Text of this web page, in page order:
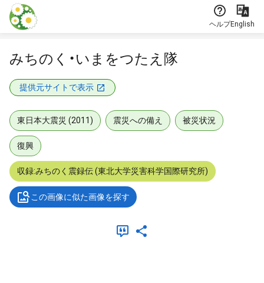
本文に飛ぶ
ヘルプEnglish
みちのく・いまをつたえ隊
提供元サイトで表示
東日本大震災 (2011) 震災への備え 被災状況
復興
収録:みちのく震録伝 (東北大学災害科学国際研究所)
この画像に似た画像を探す